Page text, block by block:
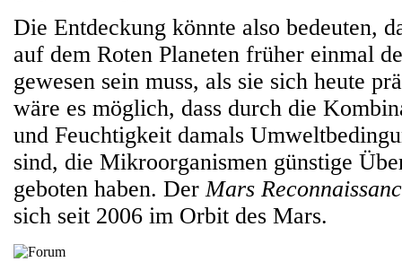
Die Entdeckung könnte also bedeuten,
auf dem Roten Planeten früher einmal
gewesen sein muss, als sie sich heute
wäre es möglich, dass durch die
und Feuchtigkeit damals
sind, die Mikroorganismen günstige
geboten haben. Der Mars
sich seit 2006 im Orbit des Mars.